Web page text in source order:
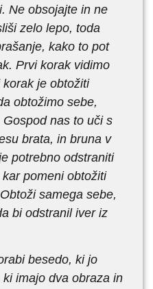
Ne obsojajte in ne
zelo lepo, toda
kako to pot
Prvi korak vidimo
je obtožiti
obtožimo sebe,
nas to uči s
brata, in bruna v
potrebno odstraniti
pomeni obtožiti
samega sebe,
bi odstranil iver iz
besedo, ki jo
imajo dva obraza in